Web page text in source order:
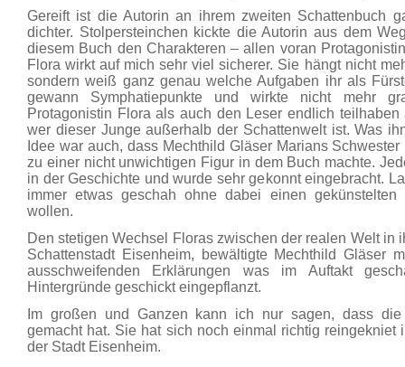
Gereift ist die Autorin an ihrem zweiten Schattenbuch
dichter. Stolpersteinchen kickte die Autorin aus dem
diesem Buch den Charakteren – allen voran
Flora wirkt auf mich sehr viel sicherer. Sie hängt nicht
sondern weiß ganz genau welche Aufgaben ihr als
gewann Symphatiepunkte und wirkte nicht mehr
Protagonistin Flora als auch den Leser endlich
wer dieser Junge außerhalb der Schattenwelt ist. Was
Idee war auch, dass Mechthild Gläser Marians
zu einer nicht unwichtigen Figur in dem Buch machte.
in der Geschichte und wurde sehr gekonnt eingebracht.
immer etwas geschah ohne dabei einen gekünstelten
wollen.
Den stetigen Wechsel Floras zwischen der realen Welt in
Schattenstadt Eisenheim, bewältigte Mechthild Gläser
ausschweifenden Erklärungen was im Auftakt
Hintergründe geschickt eingepflanzt.
Im großen und Ganzen kann ich nur sagen, dass die
gemacht hat. Sie hat sich noch einmal richtig reingekniet
der Stadt Eisenheim.